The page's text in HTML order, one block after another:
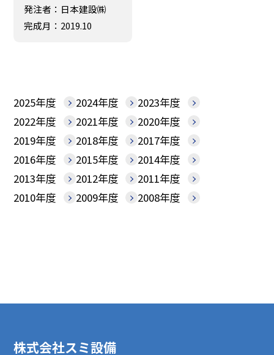
発注者：日本建設㈱
完成月：2019.10
2025年度 2024年度
2023年度
2022年度
2021年度
2020年度
2019年度
2018年度
2017年度
2016年度
2015年度
2014年度
2013年度
2012年度
2011年度
2010年度
2009年度 2008年度
株式会社スミ設備